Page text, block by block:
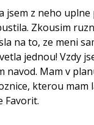
jsem z neho uplne
Zkousim
na to, ze meni
jednou! Vzdy
navod. Mam v
kterou mam
Favorit.